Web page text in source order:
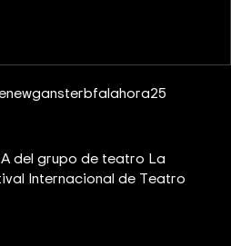
del grupo de teatro La
Internacional de Teatro